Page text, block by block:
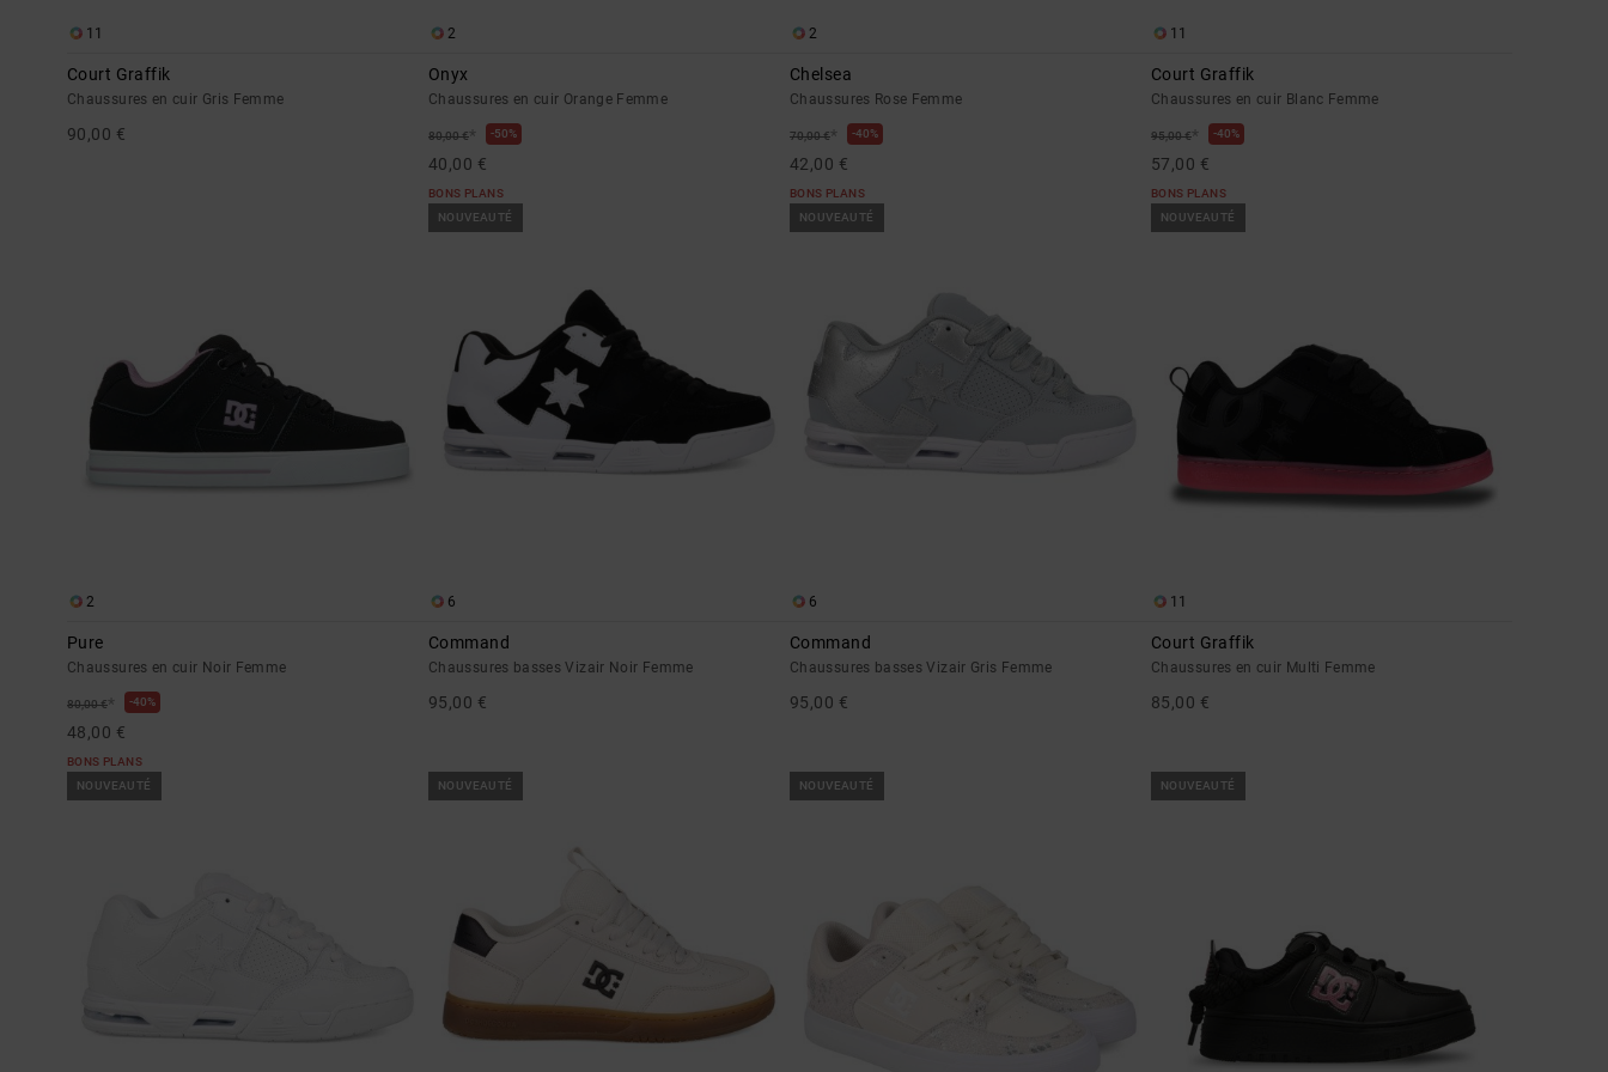
11
Court Graffik
Chaussures en cuir Gris Femme
90,00 €
2
Onyx
Chaussures en cuir Orange Femme
80,00 €* 50%
40,00 €
BONS PLANS
2
Chelsea
Chaussures Rose Femme
70,00 €* 40%
42,00 €
BONS PLANS
11
Court Graffik
Chaussures en cuir Blanc Femme
95,00 €* 40%
57,00 €
BONS PLANS
2
Pure
Chaussures en cuir Noir Femme
80,00 €* 40%
48,00 €
BONS PLANS
NOUVEAUTÉ
6
Command
Chaussures basses Vizair Noir Femme
95,00 €
NOUVEAUTÉ
6
Command
Chaussures basses Vizair Gris Femme
95,00 €
NOUVEAUTÉ
11
Court Graffik
Chaussures en cuir Multi Femme
85,00 €
NOUVEAUTÉ NOUVEAUTÉ NOUVEAUTÉ NOUVEAUTÉ